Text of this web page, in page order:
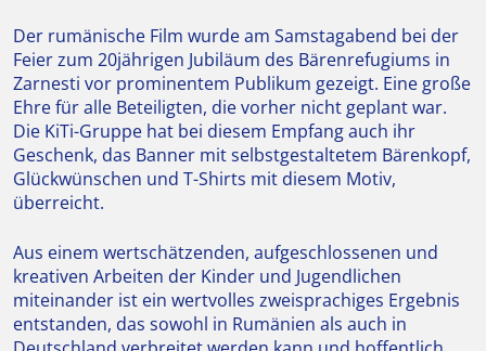
Der rumänische Film wurde am Samstagabend bei der
Feier zum 20jährigen Jubiläum des Bärenrefugiums in
Zarnesti vor prominentem Publikum gezeigt. Eine große
Ehre für alle Beteiligten, die vorher nicht geplant war.
Die KiTi-Gruppe hat bei diesem Empfang auch ihr
Geschenk, das Banner mit selbstgestaltetem Bärenkopf,
Glückwünschen und T-Shirts mit diesem Motiv,
überreicht.
Aus einem wertschätzenden, aufgeschlossenen und
kreativen Arbeiten der Kinder und Jugendlichen
miteinander ist ein wertvolles zweisprachiges Ergebnis
entstanden, das sowohl in Rumänien als auch in